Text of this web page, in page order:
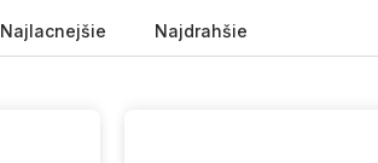
Najlacnejšie Najdrahšie